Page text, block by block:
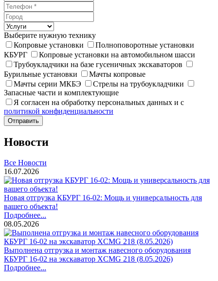
Выберите нужную технику
Копровые установки
Полноповоротные установки
КБУРГ
Копровые установки на автомобильном шасси
Трубоукладчики на базе гусеничных экскаваторов
Бурильные установки
Мачты копровые
Мачты серии МКБЭ
Стрелы на трубоукладчики
Запасные части и комплектующие
Я согласен на обработку персональных данных и с
политикой конфиденциальности
Отправить
Новости
Все Новости
16.07.2026
Новая отгрузка КБУРГ 16-02: Мощь и универсальность для
вашего объекта!
Подробнее...
08.05.2026
Выполнена отгрузка и монтаж навесного оборудования
КБУРГ 16-02 на экскаватор XCMG 218 (8.05.2026)
Подробнее...